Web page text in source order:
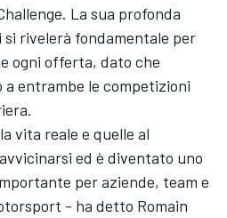
La sua profonda
rivelerà fondamentale per
ogni offerta, dato che
entrambe le competizioni
vita reale e quelle al
ed è diventato uno
per aziende, team e
- ha detto Romain